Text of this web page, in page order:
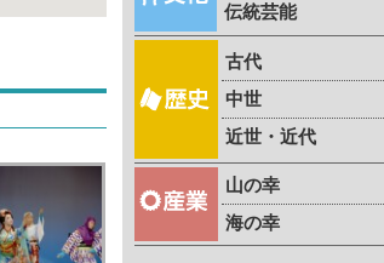
伝統芸能
古代
中世
近世・近代
山の幸
海の幸